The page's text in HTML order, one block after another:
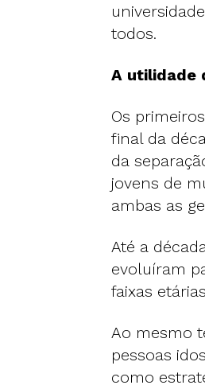
todos.
A utilidade
Os
final da
da
jovens de
ambas as
Até a
evoluíram
faixas
Ao mesmo
pessoas
como